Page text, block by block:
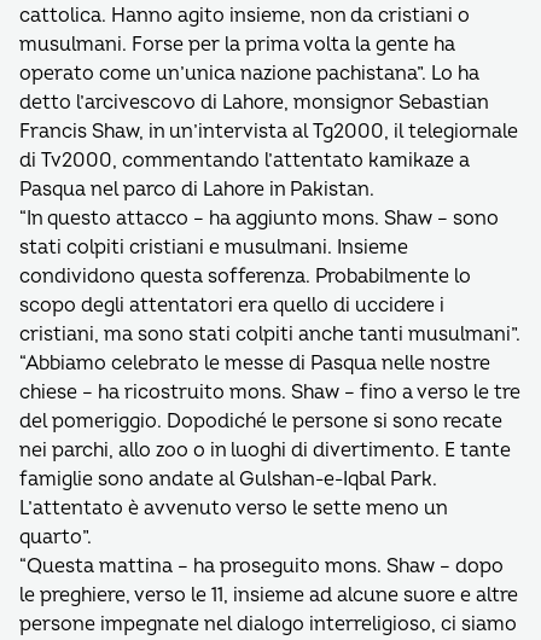
cattolica. Hanno agito insieme, non da cristiani o
musulmani. Forse per la prima volta la gente ha
operato come un’unica nazione pachistana”. Lo ha
detto l’arcivescovo di Lahore, monsignor Sebastian
Francis Shaw, in un’intervista al Tg2000, il telegiornale
di Tv2000, commentando l’attentato kamikaze a
Pasqua nel parco di Lahore in Pakistan.
“In questo attacco – ha aggiunto mons. Shaw – sono
stati colpiti cristiani e musulmani. Insieme
condividono questa sofferenza. Probabilmente lo
scopo degli attentatori era quello di uccidere i
cristiani, ma sono stati colpiti anche tanti musulmani”.
“Abbiamo celebrato le messe di Pasqua nelle nostre
chiese – ha ricostruito mons. Shaw – fino a verso le tre
del pomeriggio. Dopodiché le persone si sono recate
nei parchi, allo zoo o in luoghi di divertimento. E tante
famiglie sono andate al Gulshan-e-Iqbal Park.
L’attentato è avvenuto verso le sette meno un
quarto”.
“Questa mattina – ha proseguito mons. Shaw – dopo
le preghiere, verso le 11, insieme ad alcune suore e altre
persone impegnate nel dialogo interreligioso, ci siamo